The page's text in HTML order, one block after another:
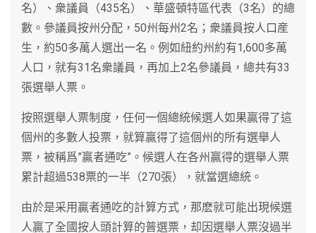
名）、衆議員（435名）、華盛頓特區代表（3名）的總
數。參議員按州分配，50州每州2名；衆議員按人口産
生，約50多萬人選出一名。例如紐約州約有1,600多萬
人口，就有31名衆議員，再加上2名參議員，總共有33
張選舉人票。
按照選舉人票制度，任何一個總統候選人如果贏得了這
個州的多數人投票，就算贏得了這個州的所有選舉人
票，被稱爲”贏者通吃”。候選人在各州贏得的選舉人票
累計超過538票的一半（270張），就當選總統。
由於是采用贏者通吃的計算方式，那麽就可能出現候選
人贏了全國按人頭計算的普選票，却因選舉人票沒過半